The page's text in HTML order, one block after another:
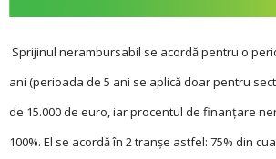
Sprijinul nerambursabil se acordă pentru o
ani (perioada de 5 ani se aplică doar pentru
de 15.000 de euro, iar procentul de finanțare
100%. El se acordă în 2 tranșe astfel: 75% din